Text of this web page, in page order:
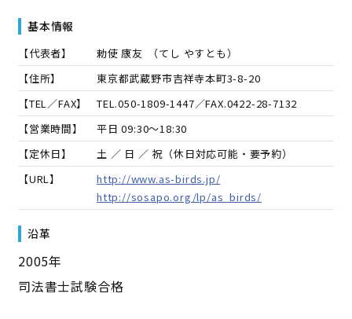
基本情報
【代表者】 勅使 康友 （てし やすとも）
【住所】
東京都武蔵野市吉祥寺本町3-8-20
【TEL／FAX】
TEL.050-1809-1447／FAX.0422-28-7132
【営業時間】
平日 09:30～18:30
【定休日】
土 ／ 日 ／ 祝（休日対応可能・要予約）
【URL】
http://www.as-birds.jp/
http://sosapo.org/lp/as_birds/
沿革
2005年
司法書士試験合格